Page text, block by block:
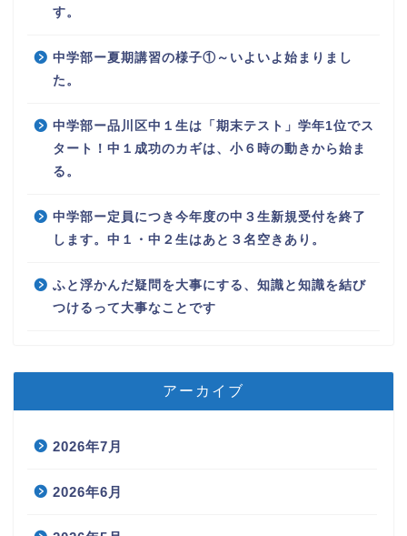
す。
中学部ー夏期講習の様子①～いよいよ始まりまし
た。
中学部ー品川区中１生は「期末テスト」学年1位でス
タート！中１成功のカギは、小６時の動きから始ま
る。
中学部ー定員につき今年度の中３生新規受付を終了
します。中１・中２生はあと３名空きあり。
ふと浮かんだ疑問を大事にする、知識と知識を結び
つけるって大事なことです
アーカイブ
2026年7月
2026年6月